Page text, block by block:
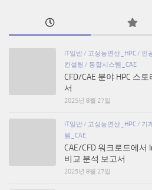
IT일반/ 고성능연산_HPC/ 인
컨설팅 / 통합시스템_CAE
CFD/CAE 분야 HPC 스
서
2025년 8월 27일
IT일반/ 고성능연산_HPC/ 기
템_CAE
CAE/CFD 워크로드에서
비교 분석 보고서
2025년 8월 27일